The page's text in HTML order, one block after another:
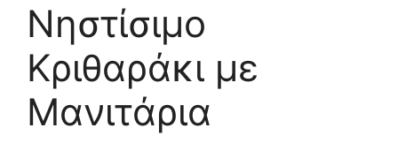
Νηστίσιμο
Κριθαράκι με
Μανιτάρια